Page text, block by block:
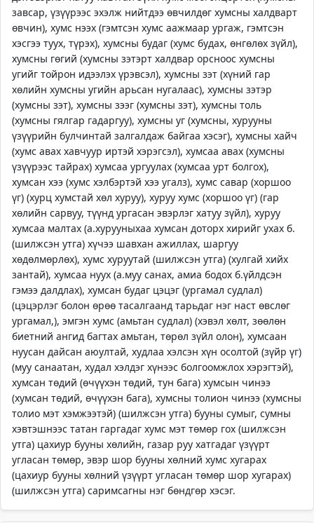
завсар, үзүүрээс эхэлж нийтдээ өвчилдөг хумсны халдварт
өвчин), хумс нээх (гэмтсэн хумс аажмаар ургаж, гэмтсэн
хэсгээ туух, түрэх), хумсны будаг (хумс будах, өнгөлөх зүйл),
хумсны гөгий (хумсны зэтэрт халдвар орсноос хумсны
угийг тойрон идээлэх үрэвсэл), хумсны зэт (хүний гар
хөлийн хумсны угийн арьсан нугалаас), хумсны зэтэр
(хумсны зэт), хумсны зээг (хумсны зэт), хумсны толь
(хумсны гялгар гадаргуу), хумсны уг (хумсны, хурууны
үзүүрийн булчинтай залгалдаж байгаа хэсэг), хумсны хайч
(хумс авах хавчуур иртэй хэрэгсэл), хумсаа авах (хумсны
үзүүрээс тайрах) хумсаа ургуулах (хумсаа урт болгох),
хумсан хээ (хумс хэлбэртэй хээ угалз), хумс савар (хоршоо
үг) (хурц хумстай хөл хуруу), хуруу хумс (хоршоо үг) (гар
хөлийн сарвуу, түүнд ургасан эвэрлэг хатуу зүйл), хуруу
хумсаа малтах (а.хурууныхаа хумсан доторх хирийг ухах б.
(шилжсэн утга) хүчээ шавхан ажиллах, шаргуу
хөдөлмөрлөх), хумс хуруутай (шилжсэн утга) (хулгай хийх
зантай), хумсаа нуух (а.муу санах, амиа бодох б.үйлдсэн
гэмээ далдлах), хумсан будаг цэцэг (ургамал судлал)
(цэцэрлэг болон өрөө тасалгаанд тарьдаг нэг наст өвслөг
ургамал,), эмгэн хумс (амьтан судлал) (хэвэл хөлт, зөөлөн
биетний ангид багтах амьтан, төрөл зүйл олон), хумсаан
нуусан дайсан аюултай, худлаа хэлсэн хүн осолтой (зүйр үг)
(муу санаатан, худал хэлдэг хүнээс болгоомжлох хэрэгтэй),
хумсан төдий (өчүүхэн төдий, тун бага) хумсын чинээ
(хумсан төдий, өчүүхэн бага), хумсны толион чинээ (хумсны
толио мэт хэмжээтэй) (шилжсэн утга) бууны сумыг, сумны
хэвтэшнээс татан гаргадаг хумс мэт төмөр гох (шилжсэн
утга) цахиур бууны хөлийн, газар руу хатгадаг үзүүрт
угласан төмөр, эвэр шор бууны хөлний хумс хугарах
(цахиур бууны хөлний үзүүрт угласан төмөр шор хугарах)
(шилжсэн утга) саримсагны нэг бөндгөр хэсэг.